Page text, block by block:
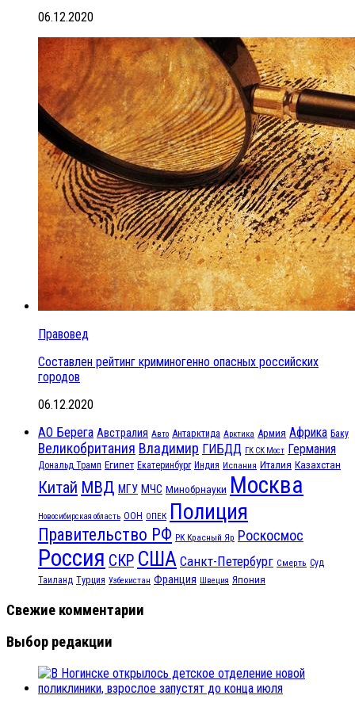
06.12.2020
Правовед
Составлен рейтинг криминогенно опасных российских
городов
06.12.2020
АО Берега Австралия Авто Антарктида Арктика Армия Африка Баку
Великобритания Владимир ГИБДД ГК СК Мост Германия
Дональд Трамп Египет Екатеринбург Индия Испания Италия Казахстан
Китай МВД МГУ МЧС Минобрнауки Москва
Новосибирская область ООН ОПЕК Полиция
Правительство РФ РК Красный Яр Роскосмос
Россия СКР США Санкт-Петербург Смерть Суд
Таиланд Турция Узбекистан Франция Швеция Япония
Свежие комментарии
Выбор редакции